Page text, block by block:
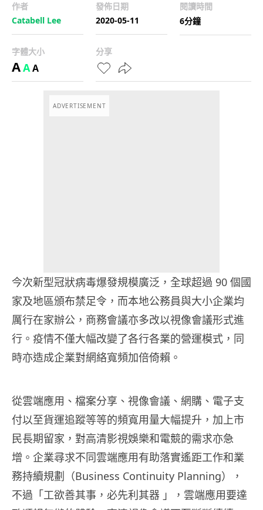
作者
Catabell Lee
發佈日期
2020-05-11
閱讀時間
6分鐘
字體大小
AAA
分享
ADVERTISEMENT
今次新型冠狀病毒爆發規模廣泛， 全球超過 90 個國
家及地區頒布禁足令，而本地公務員與大小企業均
厲行在家辦公，商務會議亦多改以視像會議形式進
行。疫情不僅大幅改變了各行各業的營運模式，同
時亦造成企業對網絡寬頻加倍倚賴。
從雲端應用、檔案分享、視像會議、網購、電子支
付以至貨運追蹤等等的頻寬用量大幅提升，加上市
民長期留家，對高清影視娛樂和電競的需求亦急
增。企業尋求不同雲端應用有助落實遙距工作和業
務持續規劃（Business Continuity Planning），
不過「工欲善其事，必先利其器 」，雲端應用要達